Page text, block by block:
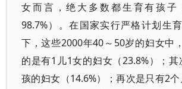
女而言，绝大多数都生育有孩子
98.7%）。在国家实行严格计划生
下，这些2000年40～50岁的妇女中
的是有1儿1女的妇女（23.8%）；
孩的妇女（14.6%）；再次是只有2